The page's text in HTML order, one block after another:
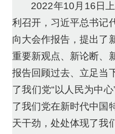
2022年10月16日
利召开，习近平总书记
向大会作报告，提出了
重要新观点、新论断、
报告回顾过去、立足当
了我们党“以人民为中
了我们党在新时代中国
天干劲，处处体现了我